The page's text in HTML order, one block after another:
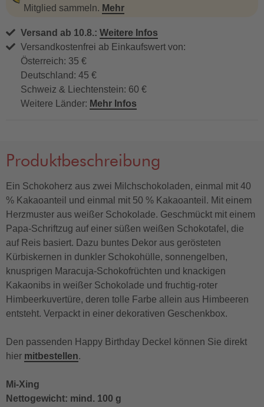
Mitglied sammeln. Mehr
Versand ab 10.8.: Weitere Infos
Versandkostenfrei ab Einkaufswert von:
Österreich: 35 €
Deutschland: 45 €
Schweiz & Liechtenstein: 60 €
Weitere Länder: Mehr Infos
Produktbeschreibung
Ein Schokoherz aus zwei Milchschokoladen, einmal mit 40
% Kakaoanteil und einmal mit 50 % Kakaoanteil. Mit einem
Herzmuster aus weißer Schokolade. Geschmückt mit einem
Papa-Schriftzug auf einer süßen weißen Schokotafel, die
auf Reis basiert. Dazu buntes Dekor aus gerösteten
Kürbiskernen in dunkler Schokohülle, sonnengelben,
knusprigen Maracuja-Schokofrüchten und knackigen
Kakaonibs in weißer Schokolade und fruchtig-roter
Himbeerkuvertüre, deren tolle Farbe allein aus Himbeeren
entsteht. Verpackt in einer dekorativen Geschenkbox.
Den passenden Happy Birthday Deckel können Sie direkt
hier mitbestellen.
Mi-Xing
Nettogewicht: mind. 100 g